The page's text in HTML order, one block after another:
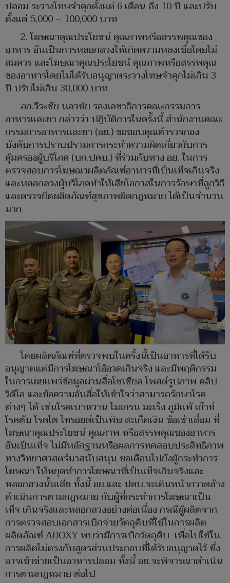
ปลอม ระวางโทษจำคุกตั้งแต่ 6 เดือน ถึง 10 ปี และปรับ
ตั้งแต่ 5,000 – 100,000 บาท
2. โฆษณาคุณประโยชน์ คุณภาพหรือสรรพคุณของ
อาหาร อันเป็นการหลอกลวงให้เกิดความหลงเชื่อโดยไม่
สมควร และโฆษณาคุณประโยชน์ คุณภาพหรือสรรพคุณ
ของอาหารโดยไม่ได้รับอนุญาตระวางโทษจำคุกไม่เกิน 3
ปี ปรับไม่เกิน 30,000 บาท
ภก.วีระชัย นลวชัย รองเลขาธิการคณะกรรมการ
อาหารและยา กล่าวว่า ปฏิบัติการในครั้งนี้ สำนักงานคณะ
กรรมการอาหารและยา (อย.) ขอขอบคุณตำรวจกอง
บังคับการปราบปรามการกระทำความผิดเกี่ยวกับการ
คุ้มครองผู้บริโภค (บก.ปคบ.) ที่ร่วมกับทาง อย. ในการ
ตรวจสอบการโฆษณาผลิตภัณฑ์อาหารที่เป็นเท็จเกินจริง
และหลอกลวงผู้บริโภคทำให้เสียโอกาสในการรักษาที่ถูกวิธี
และตรวจยึดผลิตภัณฑ์สุขภาพผิดกฎหมาย ได้เป็นจำนวน
มาก
โดยผลิตภัณฑ์ที่ตรวจพบในครั้งนี้เป็นอาหารที่ได้รับ
อนุญาตแต่มีการโฆษณาโอ้อวดเกินจริง และมีพฤติกรรม
ในการเผยแพร่ข้อมูลผ่านสื่อโซเชียล โพสต์รูปภาพ คลิป
วิดีโอ และข้อความอันสื่อให้เข้าใจว่าสามารถรักษาโรค
ต่างๆ ได้ เช่นโรคเบาหวาน ไมเกรน มะเร็ง ภูมิแพ้ เก๊าท์
โรคตับ โรคไต ไทรอยด์เป็นพิษ สะเก็ดเงิน ข้อเข่าเสื่อม ที่
โฆษณาคุณประโยชน์ คุณภาพ หรือสรรพคุณของอาหาร
อันเป็นเท็จ ไม่มีหลักฐานหรือผลการทดสอบประสิทธิภาพ
ทางวิทยาศาสตร์มาสนับสนุน ขอเตือนไปยังผู้กระทำการ
โฆษณา ให้หยุดทำการโฆษณาที่เป็นเท็จเกินจริงและ
หลอกลวงนั้นเสีย ทั้งนี้ อย.และ ปคบ.จะเดินหน้ากวาดล้าง
ดำเนินการตามกฎหมาย กับผู้ที่กระทำการโฆษณาเป็น
เท็จ เกินจริงและหลอกลวงอย่างต่อเนื่อง กรณีผู้ผลิตจาก
การตรวจสอบเอกสารเบิกจ่ายวัตถุดิบที่ใช้ในการผลิต
ผลิตภัณฑ์ ADOXY พบว่ามีการเบิกวัตถุดิบ เพื่อไปใช้ใน
การผลิตไม่ตรงกับสูตรส่วนประกอบที่ได้รับอนุญาตไว้ ซึ่ง
อาจเข้าข่ายเป็นอาหารปลอม ทั้งนี้ อย.จะพิจารณาดำเนิน
การตามกฎหมาย ต่อไป